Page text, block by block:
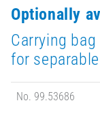
Optionally
Carrying bag
for
No. 99.53686